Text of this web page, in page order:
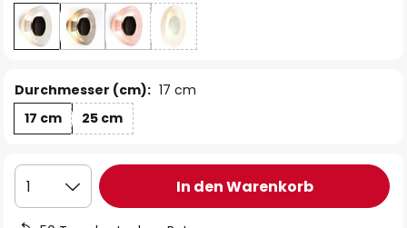
Durchmesser (cm): 17 cm
17 cm
25 cm
1 In den Warenkorb